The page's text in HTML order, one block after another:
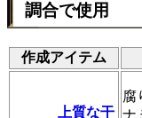
調合で使用
作成アイテム
上質な干
腐
ナ